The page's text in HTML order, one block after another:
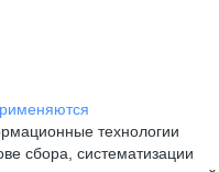
технологии
сбора, систематизации